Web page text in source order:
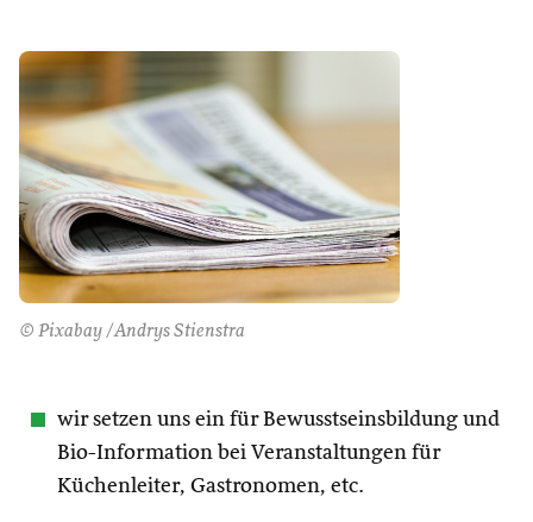
© Pixabay /Andrys Stienstra
wir setzen uns ein für Bewusstseinsbildung und
Bio-Information bei Veranstaltungen für
Küchenleiter, Gastronomen, etc.